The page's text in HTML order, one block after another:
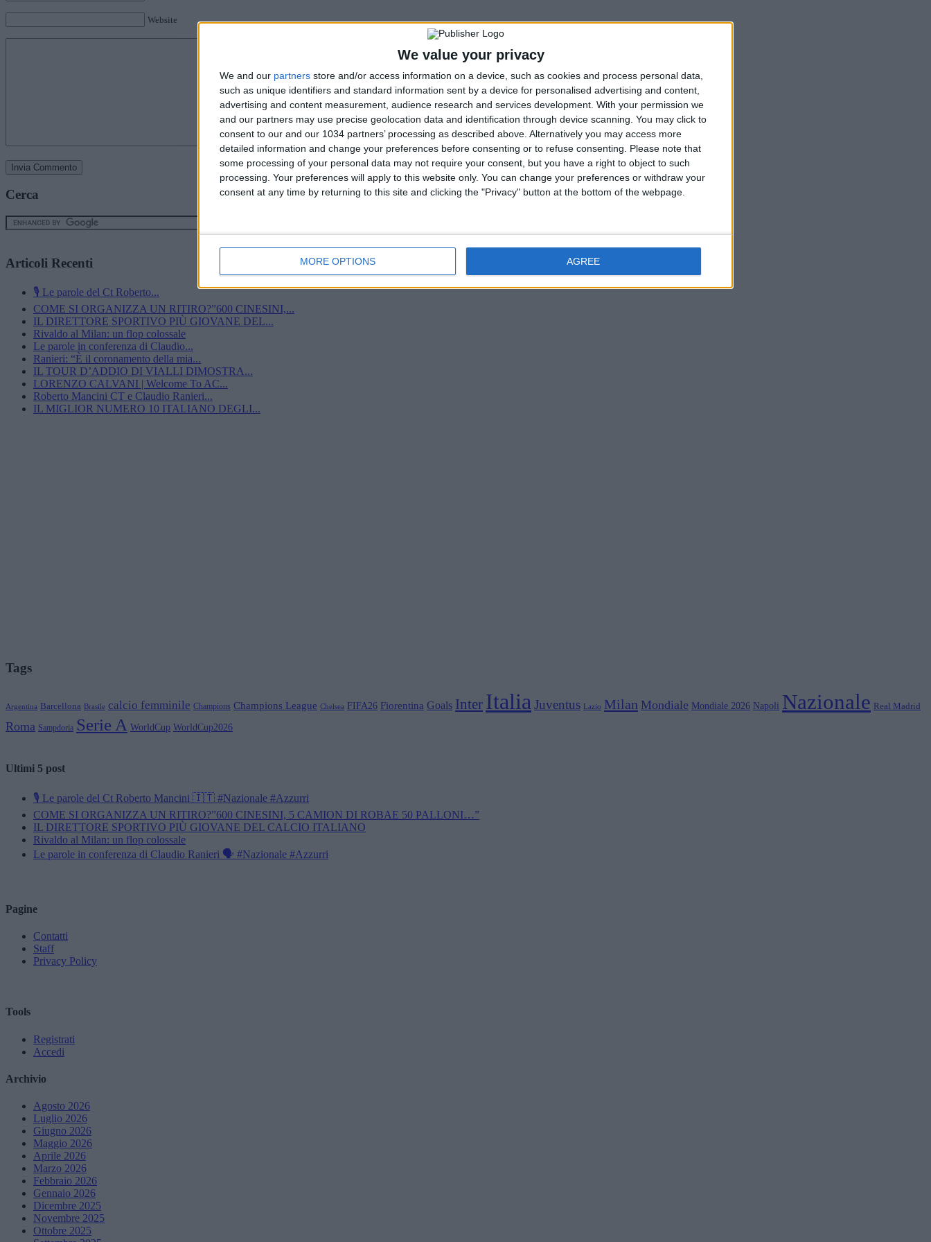
We value your privacy
We and our partners store and/or access information on a device, such as cookies and process personal data,
such as unique identifiers and standard information sent by a device for personalised advertising and content,
advertising and content measurement, audience research and services development. With your permission we
and our partners may use precise geolocation data and identification through device scanning. You may click to
consent to our and our 1034 partners’ processing as described above. Alternatively you may access more
detailed information and change your preferences before consenting or to refuse consenting.
Please note that
some processing of your personal data may not require your consent, but you have a right to object to such
processing. Your preferences will apply to this website only. You can change your preferences or withdraw your
consent at any time by returning to this site and clicking the "Privacy" button at the bottom of the webpage.
MORE OPTIONS AGREE
Website
Cerca
Articoli Recenti
🎙️ Le parole del Ct Roberto...
COME SI ORGANIZZA UN RITIRO?”600 CINESINI,...
IL DIRETTORE SPORTIVO PIÙ GIOVANE DEL...
Rivaldo al Milan: un flop colossale
Le parole in conferenza di Claudio...
Ranieri: “È il coronamento della mia...
IL TOUR D’ADDIO DI VIALLI DIMOSTRA...
LORENZO CALVANI | Welcome To AC...
Roberto Mancini CT e Claudio Ranieri...
IL MIGLIOR NUMERO 10 ITALIANO DEGLI...
Tags
Argentina Barcellona Brasile calcio femminile Champions Champions League Chelsea FIFA26 Fiorentina Goals Inter Italia Juventus Lazio Milan Mondiale Mondiale 2026 Napoli Nazionale Real Madrid
Roma Sampdoria Serie A WorldCup WorldCup2026
Ultimi 5 post
🎙️ Le parole del Ct Roberto Mancini 🇮🇹 #Nazionale #Azzurri
COME SI ORGANIZZA UN RITIRO?”600 CINESINI, 5 CAMION DI ROBAE 50 PALLONI…”
IL DIRETTORE SPORTIVO PIÙ GIOVANE DEL CALCIO ITALIANO
Rivaldo al Milan: un flop colossale
Le parole in conferenza di Claudio Ranieri 🗣️ #Nazionale #Azzurri
Pagine
Contatti
Staff
Privacy Policy
Tools
Registrati
Accedi
Archivio
Agosto 2026
Luglio 2026
Giugno 2026
Maggio 2026
Aprile 2026
Marzo 2026
Febbraio 2026
Gennaio 2026
Dicembre 2025
Novembre 2025
Ottobre 2025